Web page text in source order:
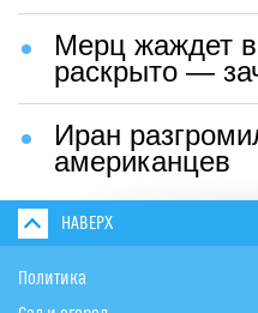
Мерц жаждет
раскрыто —
Иран
американцев
НАВЕРХ
Политика